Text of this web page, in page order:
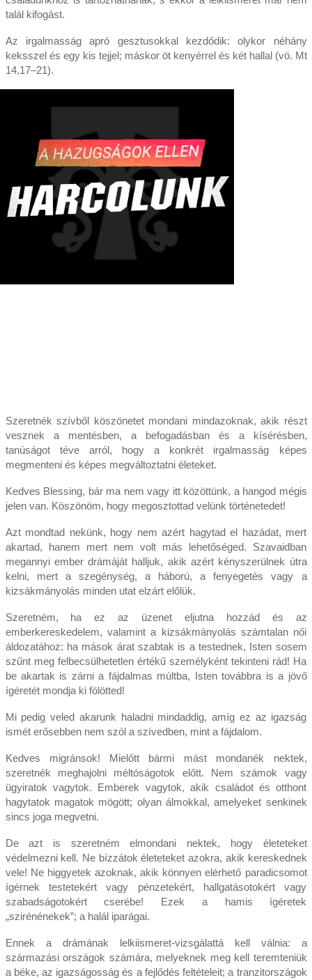
talál kifogást.
Az irgalmasság apró gesztusokkal kezdődik: olykor néhány
keksszel és egy kis tejjel; máskor öt kenyérrel és két hallal (vö. Mt
14,17–21).
Szeretnék szívből köszönetet mondani mindazoknak, akik részt
vesznek a mentésben, a befogadásban és a kísérésben,
tanúságot téve arról, hogy a konkrét irgalmasság képes
megmenteni és képes megváltoztatni életeket.
Kedves Blessing, bár ma nem vagy itt közöttünk, a hangod mégis
jelen van. Köszönöm, hogy megosztottad velünk történetedet!
Azt mondtad nekünk, hogy nem azért hagytad el hazádat, mert
akartad, hanem mert nem volt más lehetőséged. Szavaidban
megannyi ember drámáját halljuk, akik azért kényszerülnek útra
kelni, mert a szegénység, a háború, a fenyegetés vagy a
kizsákmányolás minden utat elzárt előlük.
Szeretném, ha ez az üzenet eljutna hozzád és az
emberkereskedelem, valamint a kizsákmányolás számtalan női
áldozatához: ha mások árat szabtak is a testednek, Isten sosem
szűnt meg felbecsülhetetlen értékű személyként tekinteni rád! Ha
be akartak is zárni a fájdalmas múltba, Isten továbbra is a jövő
ígéretét mondja ki fölötted!
Mi pedig veled akarunk haladni mindaddig, amíg ez az igazság
ismét erősebben nem szól a szívedben, mint a fájdalom.
Kedves migránsok! Mielőtt bármi mást mondanék nektek,
szeretnék meghajolni méltóságotok előtt. Nem számok vagy
ügyiratok vagytok. Emberek vagytok, akik családot és otthont
hagytatok magatok mögött; olyan álmokkal, amelyeket senkinek
sincs joga megvetni.
De azt is szeretném elmondani nektek, hogy életeteket
védelmezni kell. Ne bízzátok életeteket azokra, akik kereskednek
vele! Ne higgyetek azoknak, akik könnyen elérhető paradicsomot
ígérnek testetekért vagy pénzetekért, hallgatásotokért vagy
szabadságotokért cserébe! Ezek a hamis ígéretek
„szirénénekek”; a halál iparágai.
Ennek a drámának lelkiismeret-vizsgálattá kell válnia: a
származási országok számára, melyeknek meg kell teremteniük
a béke, az igazságosság és a fejlődés feltételeit; a tranzitországok